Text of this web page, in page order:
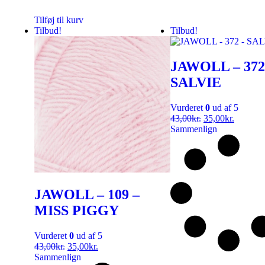
Tilføj til kurv
Tilbud!
JAWOLL – 109 –
MISS PIGGY
Vurderet 0 ud af 5
43,00kr. 35,00kr.
Sammenlign
Tilbud!
JAWOLL –
SALVIE
Vurderet 0 ud af 5
43,00kr. 35,00kr.
Sammenlign